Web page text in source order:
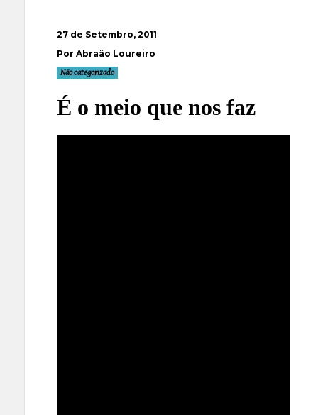
27 de Setembro, 2011
Por Abraão Loureiro
Não categorizado
É o meio que nos faz